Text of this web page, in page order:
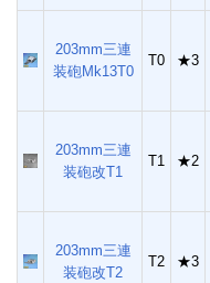
203mm三連
装砲Mk13T0
T0 ★3
203mm三連
装砲改T1
T1 ★2
203mm三連
装砲改T2
T2 ★3